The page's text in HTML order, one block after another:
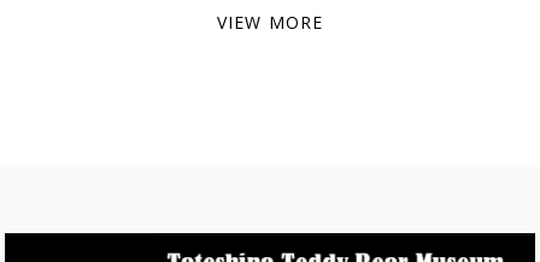
VIEW MORE